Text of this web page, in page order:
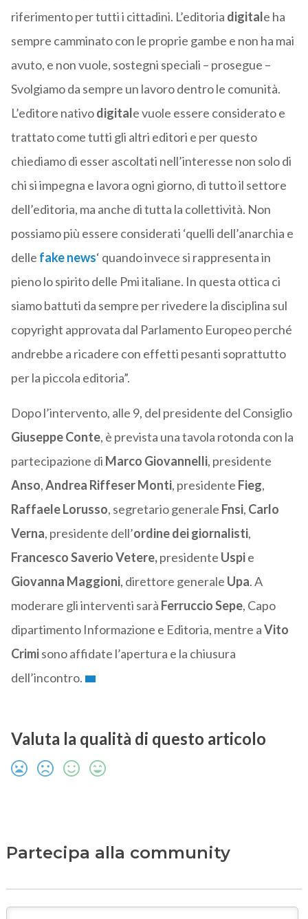
riferimento per tutti i cittadini. L’editoria digitale ha
sempre camminato con le proprie gambe e non ha mai
avuto, e non vuole, sostegni speciali – prosegue –
Svolgiamo da sempre un lavoro dentro le comunità.
L’editore nativodigitale vuole essere considerato e
trattato come tutti gli altri editori e per questo
chiediamo di esser ascoltati nell’interesse non solo di
chi si impegna e lavora ogni giorno, di tutto il settore
dell’editoria, ma anche di tutta la collettività. Non
possiamo più essere considerati ‘quelli dell’anarchia e
delle fake news‘ quando invece si rappresenta in
pieno lo spirito delle Pmi italiane. In questa ottica ci
siamo battuti da sempre per rivedere la disciplina sul
copyright approvata dal Parlamento Europeo perché
andrebbe a ricadere con effetti pesanti soprattutto
per la piccola editoria”.
Dopo l’intervento, alle 9, del presidente del Consiglio
Giuseppe Conte, è prevista una tavola rotonda con la
partecipazione di Marco Giovannelli, presidente
Anso,Andrea Riffeser Monti, presidente Fieg,
Raffaele Lorusso, segretario generale Fnsi, Carlo
Verna, presidente dell’ordine dei giornalisti,
Francesco Saverio Vetere,presidente Uspie
Giovanna Maggioni, direttore generale Upa. A
moderare gli interventi sarà Ferruccio Sepe, Capo
dipartimento Informazione e Editoria, mentre aVito
Crimisono affidate l’apertura e la chiusura
dell’incontro.
Valuta la qualità di questo articolo
Partecipa alla community